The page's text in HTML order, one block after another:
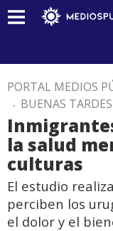
PORTAL MEDIOS
. BUENAS
la salud
culturas
El estudio
perciben los
el dolor y el